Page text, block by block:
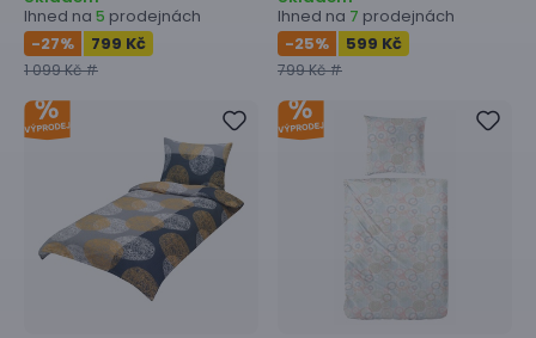
Ihned na 5 prodejnách
-27% 799 Kč
1 099 Kč #
Ihned na 7 prodejnách
-25% 599 Kč
799 Kč #